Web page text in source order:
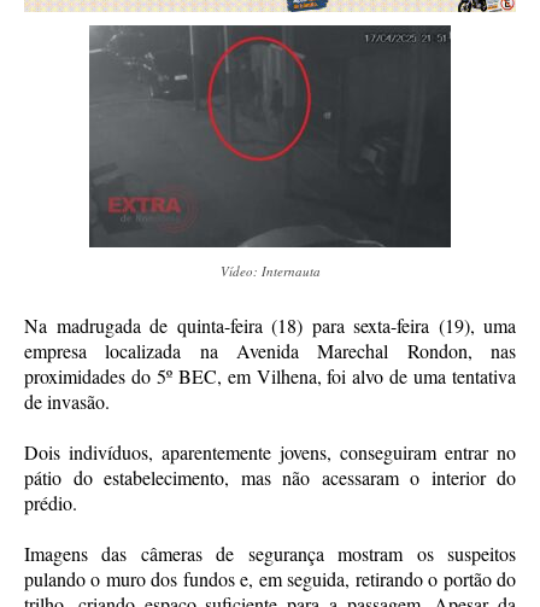
Vídeo: Internauta
Na madrugada de quinta-feira (18) para sexta-feira (19), uma
empresa localizada na Avenida Marechal Rondon, nas
proximidades do 5º BEC, em Vilhena, foi alvo de uma tentativa
de invasão.
Dois indivíduos, aparentemente jovens, conseguiram entrar no
pátio do estabelecimento, mas não acessaram o interior do
prédio.
Imagens das câmeras de segurança mostram os suspeitos
pulando o muro dos fundos e, em seguida, retirando o portão do